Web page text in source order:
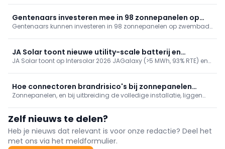
een overschot voor 40.000 gezinnen, met rookgasreiniging
(DeNOx/DeSOx) en een 18‑jarig partnerschap.
Gentenaars investeren mee in 98 zonnepanelen op
zwembad Van Eyck
Gentenaars kunnen investeren in 98 zonnepanelen op zwembad
Blaarmeersen is voorzien en Bourgoyen volgt; samen 615 extra
panelen richting klimaatneutrale sportinfrastructuur.
JA Solar toont nieuwe utility-scale batterij en
TOPCon-modules
JA Solar toont op Intersolar 2026 JAGalaxy (>5 MWh, 93% RTE) en
modules én opslag voor Belgische installateurs.
Hoe connectoren brandrisico's bij zonnepanelen
beïnvloeden
Zonnepanelen, en bij uitbreiding de volledige installatie, liggen
duurzaamheid en het rendement van een pv-installatie
Zelf nieuws te delen?
Heb je nieuws dat relevant is voor onze redactie? Deel het
met ons via het meldformulier.